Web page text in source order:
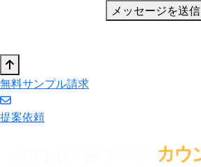
メッセージを送信
無料サンプル請求
提案依頼